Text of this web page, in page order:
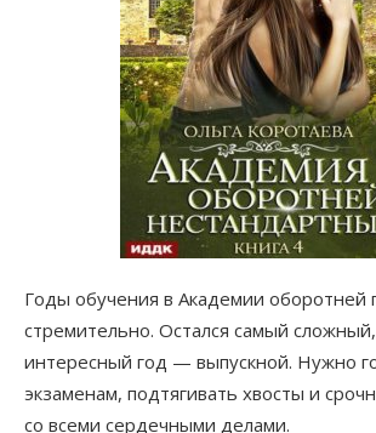
Годы обучения в Академии оборотней
стремительно. Остался самый
интересный год — выпускной. Нужно
экзаменам, подтягивать хвосты и
со всеми сердечными делами.